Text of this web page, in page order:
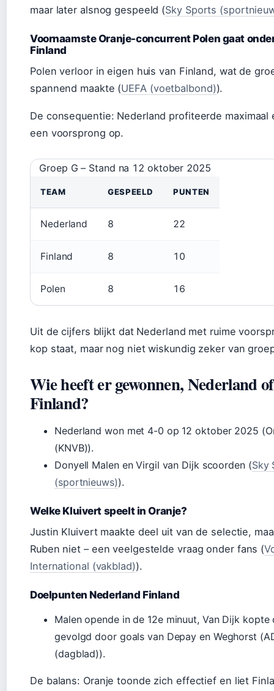
maar later alsnog gespeeld (Sky Sports
Voornaamste Oranje-concurrent Polen gaat
Finland
Polen verloor in eigen huis van Finland, wat de
spannend maakte (UEFA (voetbalbond)).
De consequentie: Nederland profiteerde maximaal
een voorsprong op.
Groep G – Stand na 12 oktober 2025
TEAM GESPEELD PUNTEN
Nederland 8 22
Finland 8 10
Polen 8 16
Uit de cijfers blijkt dat Nederland met ruime
kop staat, maar nog niet wiskundig zeker van
Wie heeft er gewonnen, Nederland of
Finland?
Nederland won met 4-0 op 12 oktober 2025
(KNVB)).
Donyell Malen en Virgil van Dijk scoorden (Sky
(sportnieuws)).
Welke Kluivert speelt in Oranje?
Justin Kluivert maakte deel uit van de selectie,
Ruben niet – een veelgestelde vraag onder fans (
International (vakblad)).
Doelpunten Nederland Finland
Malen opende in de 12e minuut, Van Dijk kopte
gevolgd door goals van Depay en Weghorst
(dagblad)).
De balans: Oranje toonde zich effectief en liet